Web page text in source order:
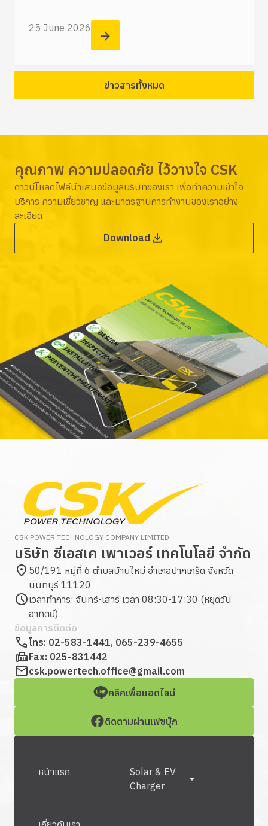
25 June 2026
ข่าวสารทั้งหมด
คุณภาพ ความปลอดภัย ไว้วางใจ CSK
ดาวน์โหลดไฟล์นำเสนอข้อมูลบริษัทของเรา เพื่อทำความเข้าใจ
บริการ ความเชี่ยวชาญ และมาตรฐานการทำงานของเราอย่าง
ละเอียด
Download
CSK POWER TECHNOLOGY COMPANY LIMITED
บริษัท ซีเอสเค เพาเวอร์ เทคโนโลยี จำกัด
50/191 หมู่ที่ 6 ตำบลบ้านใหม่ อำเภอปากเกร็ด จังหวัด
นนทบุรี 11120
เวลาทำการ: จันทร์-เสาร์ เวลา 08:30-17:30 (หยุดวัน
อาทิตย์)
ข้อมูลการติดต่อ
โทร: 02-583-1441, 065-239-4655
Fax: 025-831442
csk.powertech.office@gmail.com
คลิกเพื่อแอดไลน์
ติดตามผ่านเฟซบุ๊ก
หน้าแรก
Solar & EV
Charger